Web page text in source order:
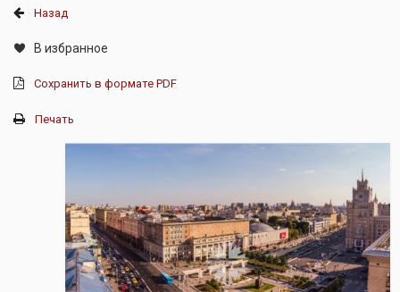
Назад
В избранное
Сохранить в формате PDF
Печать